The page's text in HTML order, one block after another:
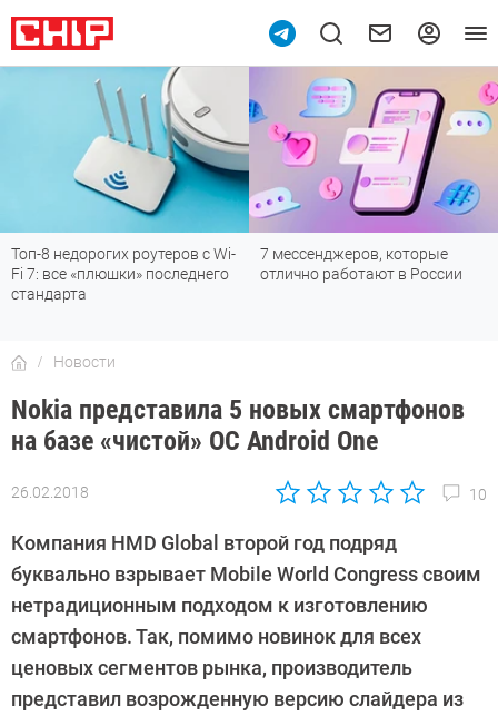
Топ-8 недорогих роутеров с Wi-
Fi 7: все «плюшки» последнего
стандарта
7 мессенджеров, которые
отлично работают в России
Новости
Nokia представила 5 новых смартфонов
на базе «чистой» ОС Android One
26.02.2018 10
Автор:
Suslov
Компания HMD Global второй год подряд
буквально взрывает Mobile World Congress своим
нетрадиционным подходом к изготовлению
смартфонов. Так, помимо новинок для всех
ценовых сегментов рынка, производитель
представил возрожденную версию слайдера из